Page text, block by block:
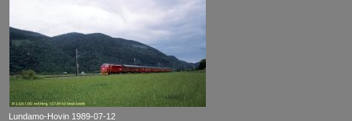
Lundamo-Hovin 1989-07-12